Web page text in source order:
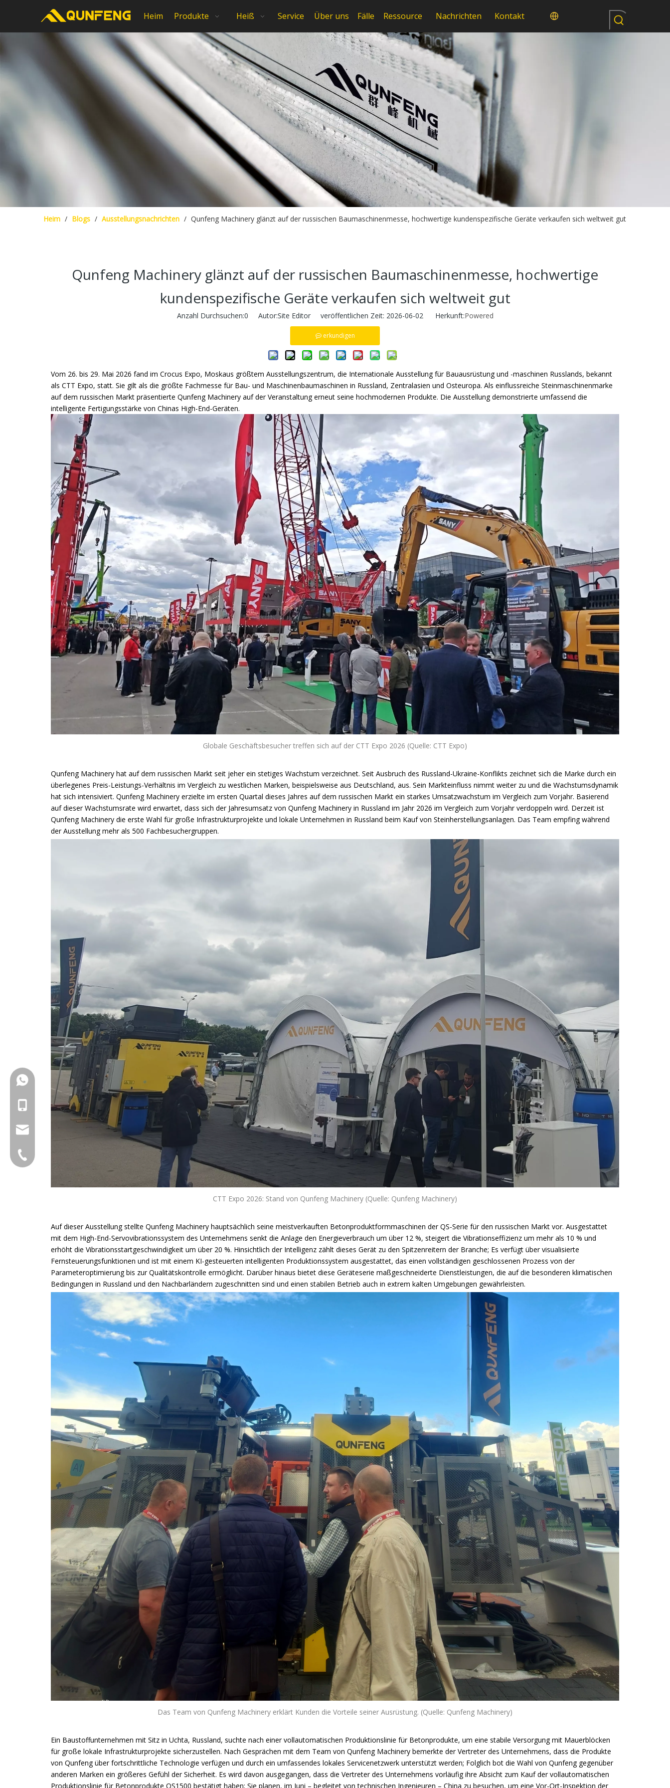
Heim Produkte Heiß Service Über uns Fälle Ressource Nachrichten Kontakt
Heim / Blogs / Ausstellungsnachrichten / Qunfeng Machinery glänzt auf der russischen Baumaschinenmesse, hochwertige kundenspezifische Geräte verkaufen sich weltweit gut
Qunfeng Machinery glänzt auf der russischen Baumaschinenmesse, hochwertige
kundenspezifische Geräte verkaufen sich weltweit gut
Anzahl Durchsuchen:0 Autor:Site Editor veröffentlichen Zeit: 2026-06-02 Herkunft:Powered
erkundigen
Vom 26. bis 29. Mai 2026 fand im Crocus Expo, Moskaus größtem Ausstellungszentrum, die Internationale Ausstellung für Bauausrüstung und -maschinen Russlands, bekannt
als CTT Expo, statt. Sie gilt als die größte Fachmesse für Bau- und Maschinenbaumaschinen in Russland, Zentralasien und Osteuropa. Als einflussreiche Steinmaschinenmarke
auf dem russischen Markt präsentierte Qunfeng Machinery auf der Veranstaltung erneut seine hochmodernen Produkte. Die Ausstellung demonstrierte umfassend die
intelligente Fertigungsstärke von Chinas High-End-Geräten.
Globale Geschäftsbesucher treffen sich auf der CTT Expo 2026 (Quelle: CTT Expo)
Qunfeng Machinery hat auf dem russischen Markt seit jeher ein stetiges Wachstum verzeichnet. Seit Ausbruch des Russland-Ukraine-Konflikts zeichnet sich die Marke durch ein
überlegenes Preis-Leistungs-Verhältnis im Vergleich zu westlichen Marken, beispielsweise aus Deutschland, aus. Sein Markteinfluss nimmt weiter zu und die Wachstumsdynamik
hat sich intensiviert. Qunfeng Machinery erzielte im ersten Quartal dieses Jahres auf dem russischen Markt ein starkes Umsatzwachstum im Vergleich zum Vorjahr. Basierend
auf dieser Wachstumsrate wird erwartet, dass sich der Jahresumsatz von Qunfeng Machinery in Russland im Jahr 2026 im Vergleich zum Vorjahr verdoppeln wird. Derzeit ist
Qunfeng Machinery die erste Wahl für große Infrastrukturprojekte und lokale Unternehmen in Russland beim Kauf von Steinherstellungsanlagen. Das Team empfing während
der Ausstellung mehr als 500 Fachbesuchergruppen.
CTT Expo 2026: Stand von Qunfeng Machinery (Quelle: Qunfeng Machinery)
Auf dieser Ausstellung stellte Qunfeng Machinery hauptsächlich seine meistverkauften Betonproduktformmaschinen der QS-Serie für den russischen Markt vor. Ausgestattet
mit dem High-End-Servovibrationssystem des Unternehmens senkt die Anlage den Energieverbrauch um über 12 %, steigert die Vibrationseffizienz um mehr als 10 % und
erhöht die Vibrationsstartgeschwindigkeit um über 20 %. Hinsichtlich der Intelligenz zählt dieses Gerät zu den Spitzenreitern der Branche; Es verfügt über visualisierte
Fernsteuerungsfunktionen und ist mit einem KI-gesteuerten intelligenten Produktionssystem ausgestattet, das einen vollständigen geschlossenen Prozess von der
Parameteroptimierung bis zur Qualitätskontrolle ermöglicht. Darüber hinaus bietet diese Geräteserie maßgeschneiderte Dienstleistungen, die auf die besonderen klimatischen
Bedingungen in Russland und den Nachbarländern zugeschnitten sind und einen stabilen Betrieb auch in extrem kalten Umgebungen gewährleisten.
Das Team von Qunfeng Machinery erklärt Kunden die Vorteile seiner Ausrüstung. (Quelle: Qunfeng Machinery)
Ein Baustoffunternehmen mit Sitz in Uchta, Russland, suchte nach einer vollautomatischen Produktionslinie für Betonprodukte, um eine stabile Versorgung mit Mauerblöcken
für große lokale Infrastrukturprojekte sicherzustellen. Nach Gesprächen mit dem Team von Qunfeng Machinery bemerkte der Vertreter des Unternehmens, dass die Produkte
von Qunfeng über fortschrittliche Technologie verfügen und durch ein umfassendes lokales Servicenetzwerk unterstützt werden; Folglich bot die Wahl von Qunfeng gegenüber
anderen Marken ein größeres Gefühl der Sicherheit. Es wird davon ausgegangen, dass die Vertreter des Unternehmens vorläufig ihre Absicht zum Kauf der vollautomatischen
Produktionslinie für Betonprodukte QS1500 bestätigt haben; Sie planen, im Juni – begleitet von technischen Ingenieuren – China zu besuchen, um eine Vor-Ort-Inspektion der
+86-18150503129
+86-18150503129
group@qunfeng.com